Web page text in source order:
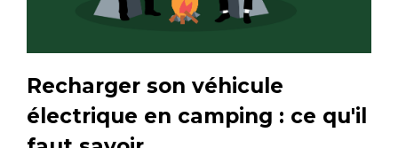
Recharger son véhicule
électrique en camping : ce qu'il